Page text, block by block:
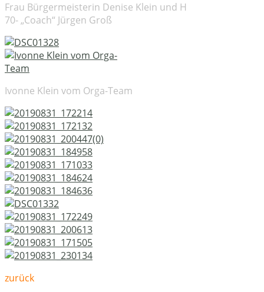
Frau Bürgermeisterin Denise Klein und H
70- „Coach“ Jürgen Groß
Ivonne Klein vom Orga-Team
zurück